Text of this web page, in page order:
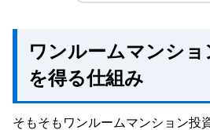
ワンルームマンショ
を得る仕組み
そもそもワンルームマンション投